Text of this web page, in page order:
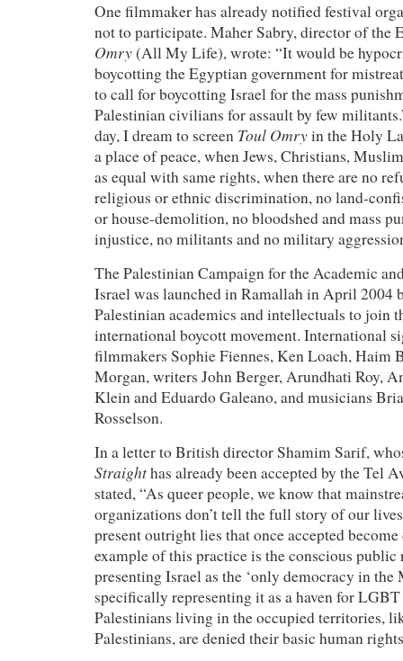
One filmmaker has already notified festival
not to participate. Maher Sabry, director of the
Omry(All My Life), wrote: “It would be
boycotting the Egyptian government for
to call for boycotting Israel for the mass
Palestinian civilians for assault by few
day, I dream to screen Toul Omryin the Holy
a place of peace, when Jews, Christians,
as equal with same rights, when there are no
religious or ethnic discrimination, no land-
or house-demolition, no bloodshed and mass
injustice, no militants and no military
The Palestinian Campaign for the Academic
Israel was launched in Ramallah in April 2004
Palestinian academics and intellectuals to join
international boycott movement. International
filmmakers Sophie Fiennes, Ken Loach, Haim
Morgan, writers John Berger, Arundhati Roy,
Klein and Eduardo Galeano, and musicians
Rosselson.
In a letter to British director Shamim Sarif,
Straighthas already been accepted by the Tel
stated, “As queer people, we know that
organizations don’t tell the full story of our
present outright lies that once accepted
example of this practice is the conscious public
presenting Israel as the ‘only democracy in the
specifically representing it as a haven for
Palestinians living in the occupied territories,
Palestinians, are denied their basic human